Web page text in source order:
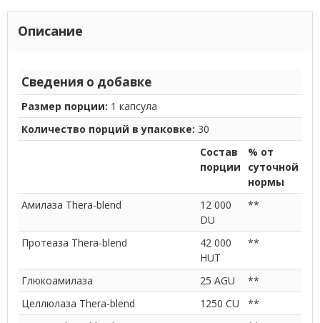
Описание
Сведения о добавке
Размер порции: 1 капсула
Количество порций в упаковке: 30
Состав
порции
% от
суточной
нормы
Амилаза Thera-blend
12 000
DU
**
Протеаза Thera-blend
42 000
HUT
**
Глюкоамилаза 25 AGU
**
Целлюлаза Thera-blend
1250 CU
**